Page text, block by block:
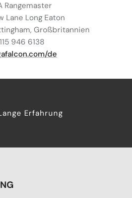
Rangemaster
Lane Long Eaton
Großbritannien
946 6138
de
Erfahrung